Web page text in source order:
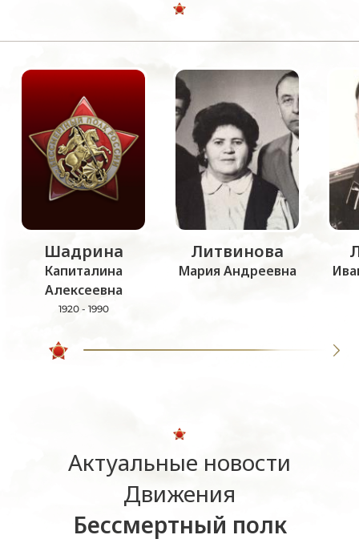
Шадрина
Капиталина
Алексеевна
1920 - 1990
Литвинова
Мария Андреевна
Актуальные новости
Движения
Бессмертный полк